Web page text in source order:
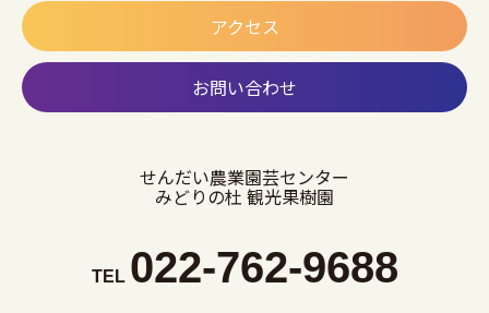
アクセス
お問い合わせ
せんだい農業園芸センター
みどりの杜 観光果樹園
TEL 022-762-9688